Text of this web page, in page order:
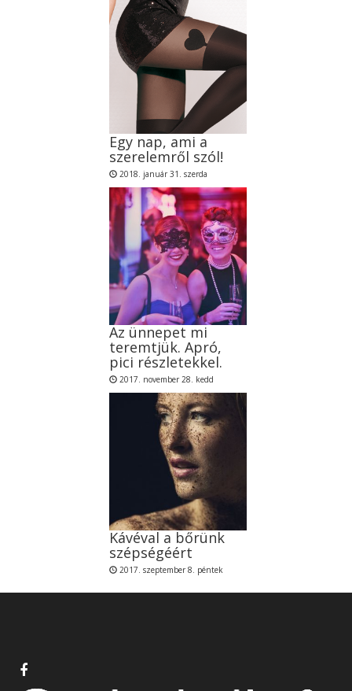
Egy nap, ami a
szerelemről szól!
2018. január 31. szerda
Az ünnepet mi
teremtjük. Apró,
pici részletekkel.
2017. november 28. kedd
Kávéval a bőrünk
szépségéért
2017. szeptember 8. péntek